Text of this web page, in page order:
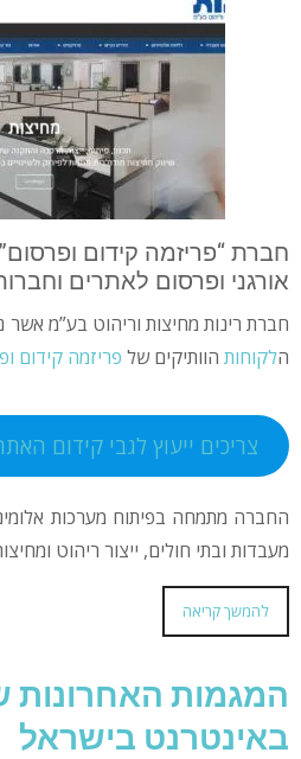
חברת “פריזמה קידום
אורגני ופרסום לאתרים
חברת רינות מחיצות וריהוט בע”מ אשר
הלקוחות הוותיקים של פריזמה קידום
צריכים ייעוץ לגבי קידום
החברה מתמחה בפיתוח מערכות
מעבדות ובתי חולים, ייצור ריהוט
להמשך קריאה
המגמות האחרונות
באינטרנט בישראל